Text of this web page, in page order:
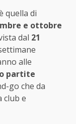
quella di
e ottobre
dal 21
alle
partite
go che da
club e